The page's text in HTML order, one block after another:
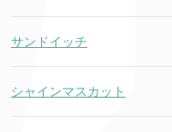
サンドイッチ
シャインマスカット